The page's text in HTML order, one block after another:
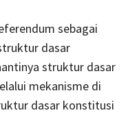
sebagai
dasar
struktur dasar
mekanisme di
dasar konstitusi